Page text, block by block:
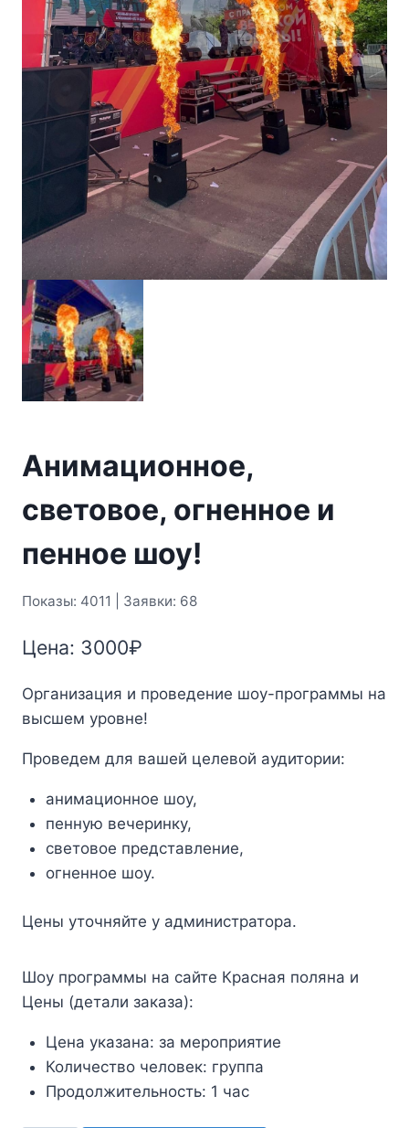
Анимационное,
световое, огненное и
пенное шоу!
Показы: 4011 | Заявки: 68
Цена: 3000₽
Организация и проведение шоу-программы на
высшем уровне!
Проведем для вашей целевой аудитории:
анимационное шоу,
пенную вечеринку,
световое представление,
огненное шоу.
Цены уточняйте у администратора.
Шоу программы на сайте Красная поляна и
Цены (детали заказа):
Цена указана: за мероприятие
Количество человек: группа
Продолжительность: 1 час